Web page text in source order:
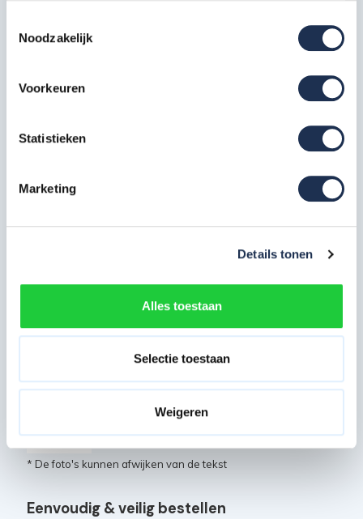
Noodzakelijk
Voorkeuren
Statistieken
Marketing
Details tonen
Alles toestaan
Selectie toestaan
Weigeren
Artikelcode: PAN-SGM-OF-90-7
Platform lichtgewicht 305 met
2x
Horizontale schoor 305 cm
Artikelcode: PAN-SGM-HS-305
Stabilisator universeel (vanaf
6,2 m platformhoogte)
Artikelcode: PAN-SGM-KP-75-305-
* De foto's kunnen afwijken van de tekst
Eenvoudig & veilig bestellen